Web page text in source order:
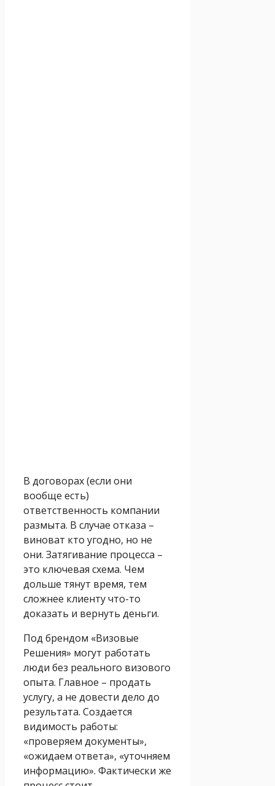
В договорах (если они
вообще есть)
ответственность компании
размыта. В случае отказа –
виноват кто угодно, но не
они. Затягивание процесса –
это ключевая схема. Чем
дольше тянут время, тем
сложнее клиенту что-то
доказать и вернуть деньги.
Под брендом «Визовые
Решения» могут работать
люди без реального визового
опыта. Главное – продать
услугу, а не довести дело до
результата. Создается
видимость работы:
«проверяем документы»,
«ожидаем ответа», «уточняем
информацию». Фактически же